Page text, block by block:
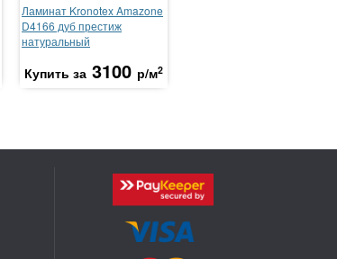
Ламинат Kronotex Amazone
D4166 дуб престиж
натуральный
Купить за 3100 р/м2